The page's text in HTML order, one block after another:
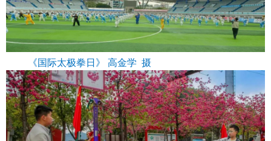
《国际太极拳日》 高金学 摄